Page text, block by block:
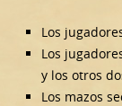
Los
Los
y los otros
Los mazos